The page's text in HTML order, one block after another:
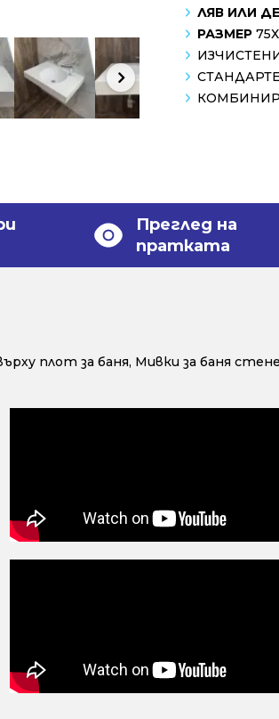
ЛЯВ ИЛИ
РАЗМЕР
Преглед на
пратката
плот за баня, Мивки за баня